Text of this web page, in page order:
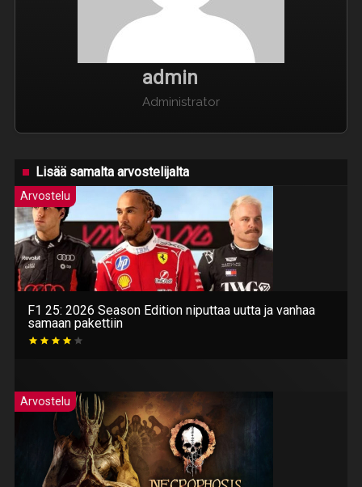
admin
Administrator
Lisää samalta arvostelijalta
Arvostelu
F1 25: 2026 Season Edition niputtaa uutta ja vanhaa
samaan pakettiin
Arvostelu